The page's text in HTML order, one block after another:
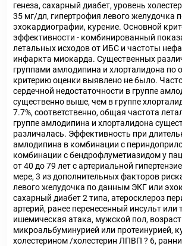
генеза, сахарный диабет, уровень
35 мг/дл, гипертрофия левого желудочка
эхокардиографии, курение. Основной
эффективности - комбинированный
летальных исходов от ИБС и частоты
инфаркта миокарда. Существенных
группами амлодипина и хлорталидона по
критерию оценки выявлено не было.
сердечной недостаточности в группе
существенно выше, чем в группе
7.7%, соответственно, общая частота
группе амлодипина и хлорталидона
различалась. Эффективность при
амлодипина в комбинации с
комбинации с бендрофлуметиазидом у
от 40 до 79 лет с артериальной
мере, 3 из дополнительных факторов
левого желудочка по данным ЭКГ или
сахарный диабет 2 типа, атеросклероз
артерий, ранее перенесенный инсульт или
ишемическая атака, мужской пол,
микроальбуминурией или протеинурией,
холестерином /холестерин ЛПВП ? 6,